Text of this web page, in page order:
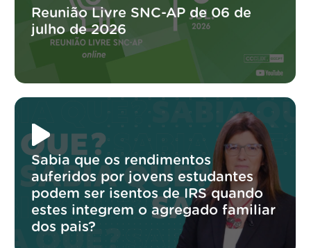
Reunião Livre SNC-AP de 06 de
julho de 2026
Sabia que os rendimentos
auferidos por jovens estudantes
podem ser isentos de IRS quando
estes integrem o agregado familiar
dos pais?